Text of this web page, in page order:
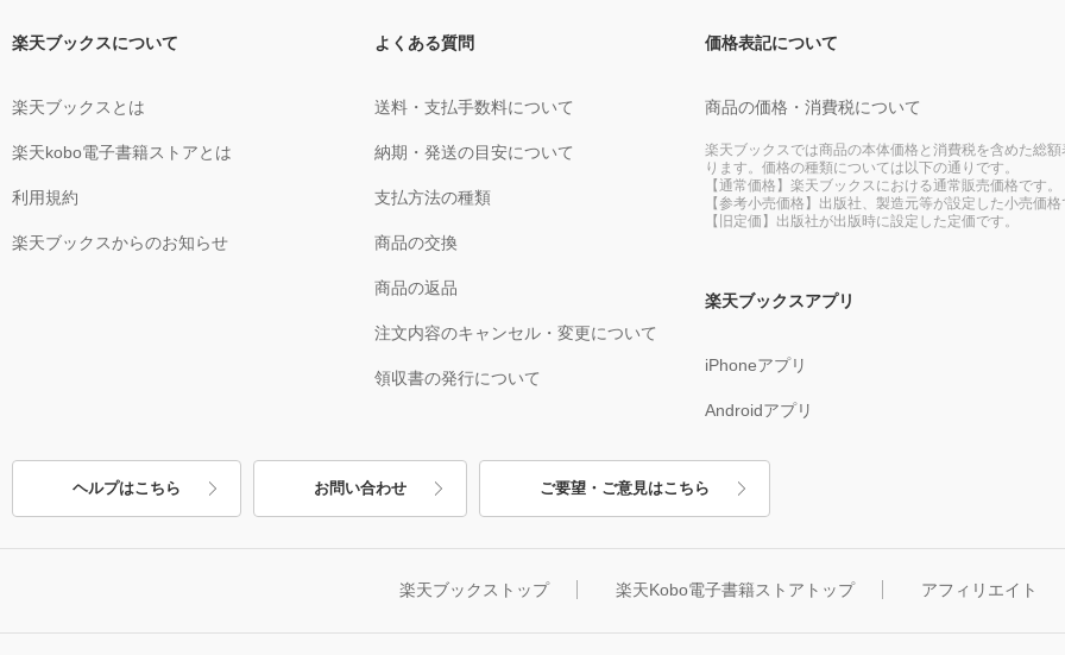
楽天ブックスについて
楽天ブックスとは
楽天kobo電子書籍ストアとは
利用規約
楽天ブックスからのお知らせ
よくある質問
送料・支払手数料について
納期・発送の目安について
支払方法の種類
商品の交換
商品の返品
注文内容のキャンセル・変更について
領収書の発行について
価格表記について
商品の価格・消費税について
楽天ブックスでは商品の本体価格と消費税を含めた総額
ります。価格の種類については以下の通りです。
【通常価格】楽天ブックスにおける通常販売価格です。
【参考小売価格】出版社、製造元等が設定した小売価格
【旧定価】出版社が出版時に設定した定価です。
楽天ブックスアプリ
iPhoneアプリ
Androidアプリ
ヘルプはこちら お問い合わせ ご要望・ご意見はこちら
楽天ブックストップ 楽天Kobo電子書籍ストアトップ アフィリエイト